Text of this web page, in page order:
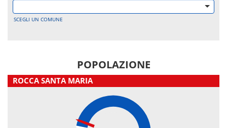
SCEGLI UN COMUNE
POPOLAZIONE
ROCCA SANTA MARIA